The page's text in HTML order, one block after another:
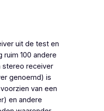
uit de test en
ruim 100 andere
stereo receiver
genoemd) is
van een
en andere